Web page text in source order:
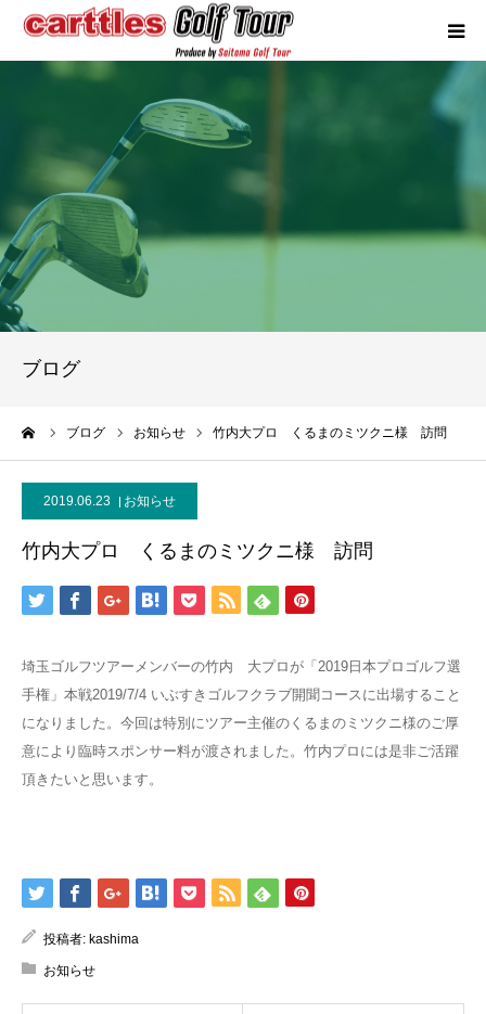
ブログ
ブログ お知らせ 竹内大プロ くるまのミツクニ様 訪問
2019.06.23 お知らせ
竹内大プロ くるまのミツクニ様 訪問
埼玉ゴルフツアーメンバーの竹内 大プロが「 2019 日本プロゴルフ選
手権」本戦2019/7/4 いぶすきゴルフクラブ開聞コースに出場すること
になりました。 今回は特別にツアー主催のくるまのミツクニ様のご厚
意により臨時スポンサー料が渡されました。 竹内プロには是非ご活躍
頂きたいと思います。
投稿者: kashima
お知らせ
競技概要
年間スケジュール
試合報告